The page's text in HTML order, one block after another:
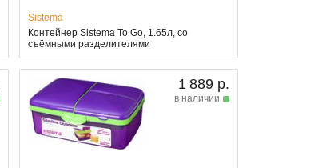
Sistema
Контейнер Sistema To Go, 1.65л, со
съёмными разделителями
1 889 р.
в наличии